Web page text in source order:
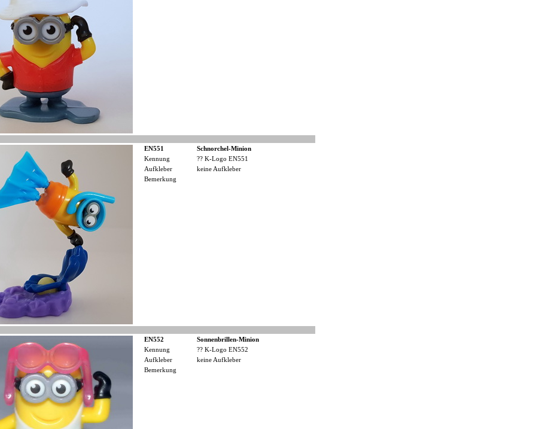
EN551
Schnorchel-Minion
Kennung
?? K-Logo EN551
Aufkleber
keine Aufkleber
Bemerkung
EN552
Sonnenbrillen-Minion
Kennung
?? K-Logo EN552
Aufkleber
keine Aufkleber
Bemerkung